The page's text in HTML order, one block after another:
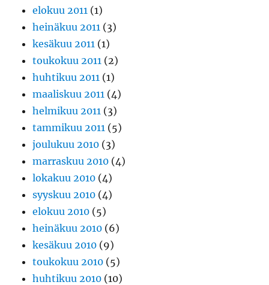
elokuu 2011 (1)
heinäkuu 2011 (3)
kesäkuu 2011 (1)
toukokuu 2011 (2)
huhtikuu 2011 (1)
maaliskuu 2011 (4)
helmikuu 2011 (3)
tammikuu 2011 (5)
joulukuu 2010 (3)
marraskuu 2010 (4)
lokakuu 2010 (4)
syyskuu 2010 (4)
elokuu 2010 (5)
heinäkuu 2010 (6)
kesäkuu 2010 (9)
toukokuu 2010 (5)
huhtikuu 2010 (10)